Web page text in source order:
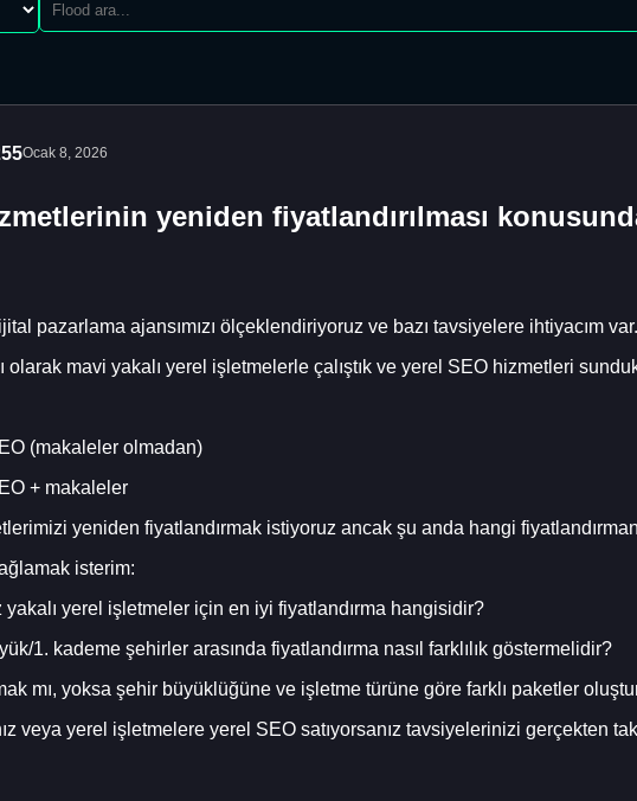
Ocak 8, 2026
yeniden fiyatlandırılması
pazarlama ajansımızı ölçeklendiriyoruz ve bazı tavsiyelere ihtiyacım var.
olarak mavi yakalı yerel işletmelerle çalıştık ve yerel SEO hizmetleri
(makaleler olmadan)
+ makaleler
yeniden fiyatlandırmak istiyoruz ancak şu anda hangi
isterim:
yakalı yerel işletmeler için en iyi fiyatlandırma hangisidir?
1. kademe şehirler arasında fiyatlandırma nasıl farklılık göstermelidir?
mı, yoksa şehir büyüklüğüne ve işletme türüne göre farklı paketler
veya yerel işletmelere yerel SEO satıyorsanız tavsiyelerinizi gerçekten